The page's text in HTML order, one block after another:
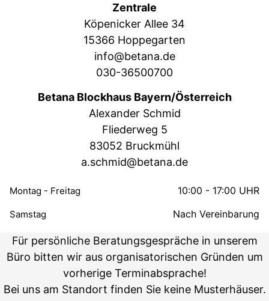
Zentrale
Köpenicker Allee 34
15366 Hoppegarten
info@betana.de
030-36500700
Betana Blockhaus Bayern/Österreich
Alexander Schmid
Fliederweg 5
83052 Bruckmühl
a.schmid@betana.de
Montag - Freitag 10:00 - 17:00 UHR
Samstag Nach Vereinbarung
Für persönliche Beratungsgespräche in unserem
Büro bitten wir aus organisatorischen Gründen um
vorherige Terminabsprache!
Bei uns am Standort finden Sie keine Musterhäuser.